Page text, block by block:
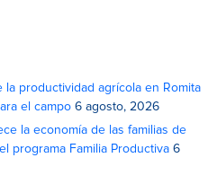
productividad agrícola en Romita
el campo 6 agosto, 2026
la economía de las familias de
programa Familia Productiva 6